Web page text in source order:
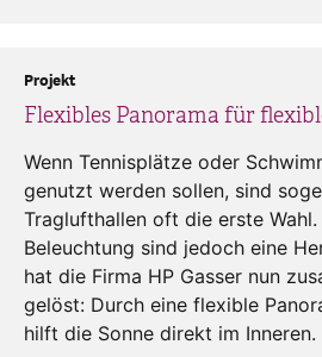
Flexibles Panorama für
Projekt
Wenn Tennisplätze oder
genutzt werden sollen, sind
Traglufthallen oft die erste Wahl.
Beleuchtung sind jedoch eine
hat die Firma HP Gasser nun
gelöst: Durch eine flexible
hilft die Sonne direkt im Inneren.